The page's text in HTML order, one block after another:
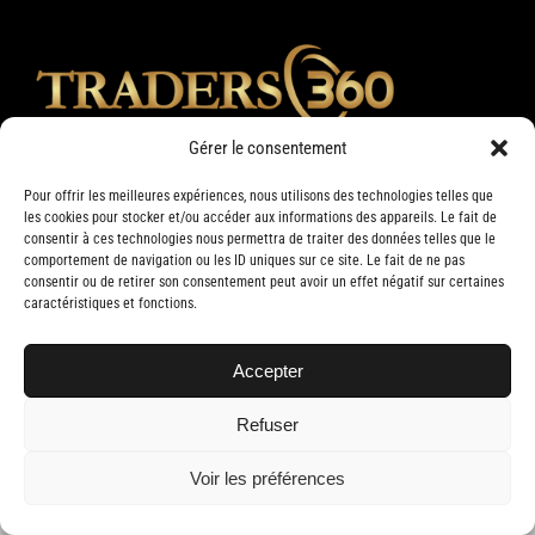
Gérer le consentement
Pour offrir les meilleures expériences, nous utilisons des technologies telles que
les cookies pour stocker et/ou accéder aux informations des appareils. Le fait de
consentir à ces technologies nous permettra de traiter des données telles que le
comportement de navigation ou les ID uniques sur ce site. Le fait de ne pas
consentir ou de retirer son consentement peut avoir un effet négatif sur certaines
caractéristiques et fonctions.
Accepter
Refuser
Voir les préférences
Copyright 2019 Traders 360 | Tous droits réservés | Conception web par
Delisoft